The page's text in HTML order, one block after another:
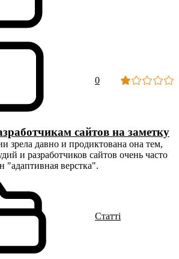
0
сайтов на заметку
зрела давно и продиктована она тем,
и разработчиков сайтов очень часто
"адаптивная верстка".
Статті